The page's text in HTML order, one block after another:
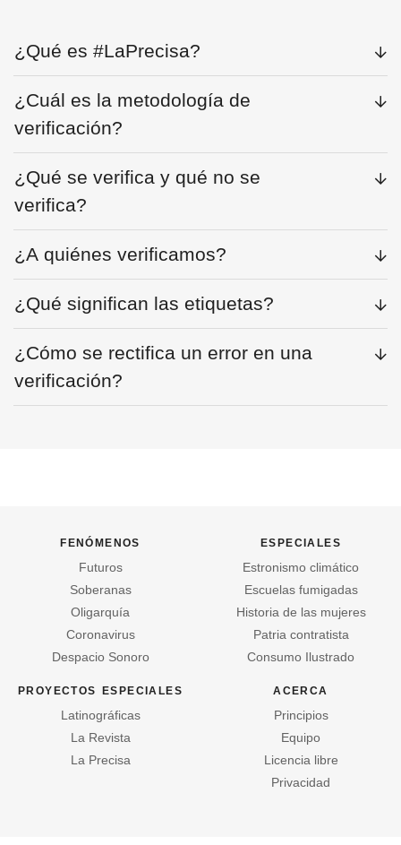
¿Qué es #LaPrecisa?
¿Cuál es la metodología de
verificación?
¿Qué se verifica y qué no se
verifica?
¿A quiénes verificamos?
¿Qué significan las etiquetas?
¿Cómo se rectifica un error en una
verificación?
fenómenos
Futuros
Soberanas
Oligarquía
Coronavirus
Despacio Sonoro
especiales
Estronismo climático
Escuelas fumigadas
Historia de las mujeres
Patria contratista
Consumo Ilustrado
proyectos especiales
Latinográficas
La Revista
La Precisa
acerca
Principios
Equipo
Licencia libre
Privacidad